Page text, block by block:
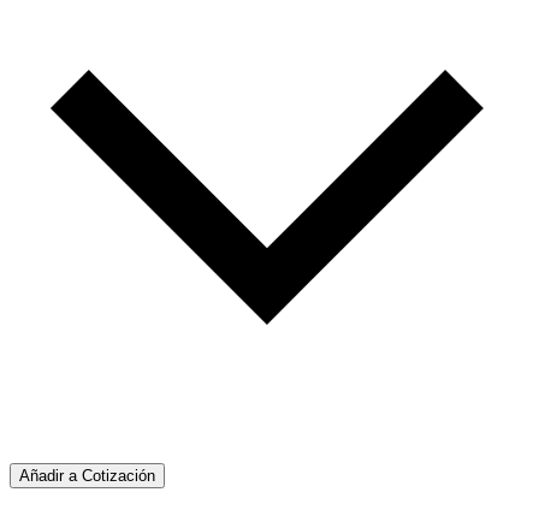
Añadir a Cotización